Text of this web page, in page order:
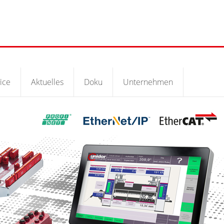
Aktuelles Doku Unternehmen